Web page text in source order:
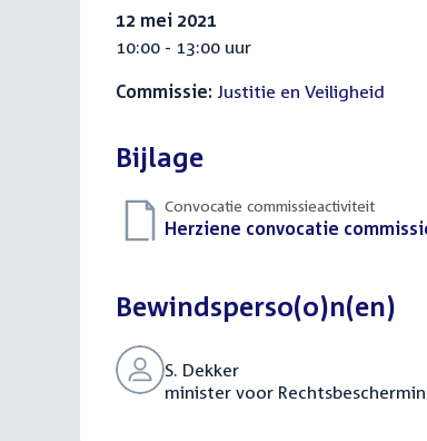
12 mei 2021
10:00 - 13:00 uur
Commissie: Justitie en Veiligheid
Bijlage
Convocatie commissieactiviteit
Download
Herziene convocatie
Bewindsperso(o)n(en)
S. Dekker
minister voor